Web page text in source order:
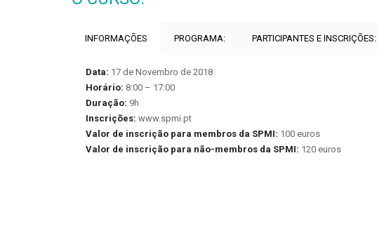
INFORMAÇÕES PROGRAMA: PARTICIPANTES E INSCRIÇÕES:
Data: 17 de Novembro de 2018
Horário: 8:00 – 17:00
Duração: 9h
Inscrições: www.spmi.pt
Valor de inscrição para membros da SPMI: 100 euros
Valor de inscrição para não-membros da SPMI: 120 euros